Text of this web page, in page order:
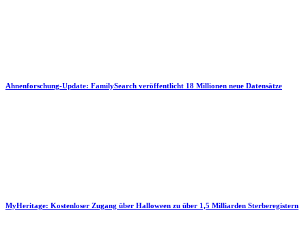
Ahnenforschung-Update: FamilySearch veröffentlicht 18 Millionen neue Datensätze
MyHeritage: Kostenloser Zugang über Halloween zu über 1,5 Milliarden Sterberegistern